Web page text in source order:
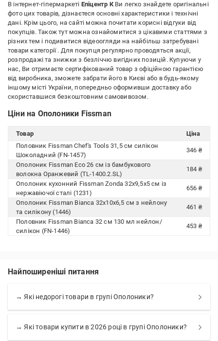
В інтернет-гіпермаркеті Епіцентр КВи легко знайдете оригінальні
фото цих товарів, дізнаєтеся основні характеристики і технічні
дані. Крім цього, на сайті можна почитати корисні відгуки від
покупців. Також тут можна ознайомитися з цікавими статтями з
різних тем і подивитися відеоогляди на найбільш затребувані
товари категорії . Для покупця регулярно проводяться акції,
розпродажі та знижки з безліччю вигідних позицій. Купуючи у
нас, Ви отримаєте сертифікований товар з офіційною гарантією
від виробника, зможете забрати його в Києві або в будь-якому
іншому місті України, попередньо оформивши доставку або
скориставшися безкоштовним самовивозом.
Ціни на Ополоники Fissman
Товар
Ціна
Половник Fissman Chef's Tools 31,5 см силікон
Шоколадний (FN-1457)
346 ₴
Ополоник Fissman Eco 26 см із бамбукового
волокна Оранжевий (TL-1400.2.SL)
184 ₴
Ополоник кухонний Fissman Zonda 32x9,5x5 см із
нержавіючої сталі (1231)
656 ₴
Ополоник Fissman Bianca 32x10x6,5 см з нейлону
та силікону (1446)
461 ₴
Половник Fissman Bianca 32 см 130 мл нейлон/
силікон (FN-1446)
453 ₴
Найпоширеніші питання
→ Які недорогі товари в групі Ополоники?
→ Які товари купити в 2026 році в групі Ополоники?